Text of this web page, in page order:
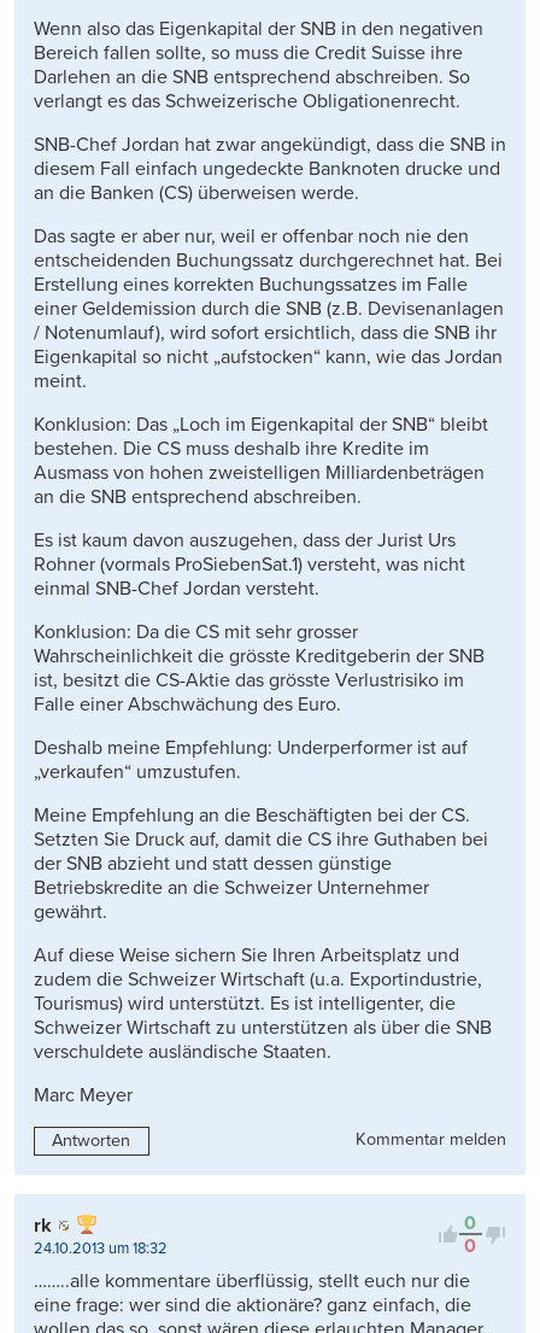
Wenn also das Eigenkapital der SNB in den negativen
Bereich fallen sollte, so muss die Credit Suisse ihre
Darlehen an die SNB entsprechend abschreiben. So
verlangt es das Schweizerische Obligationenrecht.
SNB-Chef Jordan hat zwar angekündigt, dass die SNB in
diesem Fall einfach ungedeckte Banknoten drucke und
an die Banken (CS) überweisen werde.
Das sagte er aber nur, weil er offenbar noch nie den
entscheidenden Buchungssatz durchgerechnet hat. Bei
Erstellung eines korrekten Buchungssatzes im Falle
einer Geldemission durch die SNB (z.B. Devisenanlagen
/ Notenumlauf), wird sofort ersichtlich, dass die SNB ihr
Eigenkapital so nicht „aufstocken“ kann, wie das Jordan
meint.
Konklusion: Das „Loch im Eigenkapital der SNB“ bleibt
bestehen. Die CS muss deshalb ihre Kredite im
Ausmass von hohen zweistelligen Milliardenbeträgen
an die SNB entsprechend abschreiben.
Es ist kaum davon auszugehen, dass der Jurist Urs
Rohner (vormals ProSiebenSat.1) versteht, was nicht
einmal SNB-Chef Jordan versteht.
Konklusion: Da die CS mit sehr grosser
Wahrscheinlichkeit die grösste Kreditgeberin der SNB
ist, besitzt die CS-Aktie das grösste Verlustrisiko im
Falle einer Abschwächung des Euro.
Deshalb meine Empfehlung: Underperformer ist auf
„verkaufen“ umzustufen.
Meine Empfehlung an die Beschäftigten bei der CS.
Setzten Sie Druck auf, damit die CS ihre Guthaben bei
der SNB abzieht und statt dessen günstige
Betriebskredite an die Schweizer Unternehmer
gewährt.
Auf diese Weise sichern Sie Ihren Arbeitsplatz und
zudem die Schweizer Wirtschaft (u.a. Exportindustrie,
Tourismus) wird unterstützt. Es ist intelligenter, die
Schweizer Wirtschaft zu unterstützen als über die SNB
verschuldete ausländische Staaten.
Marc Meyer
Antworten Kommentar melden
0
0
rk
24.10.2013 um 18:32
……..alle kommentare überflüssig, stellt euch nur die
eine frage: wer sind die aktionäre? ganz einfach, die